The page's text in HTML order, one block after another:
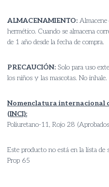
ALMACENAMIENTO:
hermético. Cuando se almacena
de 1 año desde la fecha de compra.
PRECAUCIÓN: Solo para uso
los niños y las mascotas. No inhale.
Nomenclatura internacional
(INCI):
Poliuretano-11, Rojo 28
Este producto no está en la lista
Prop 65